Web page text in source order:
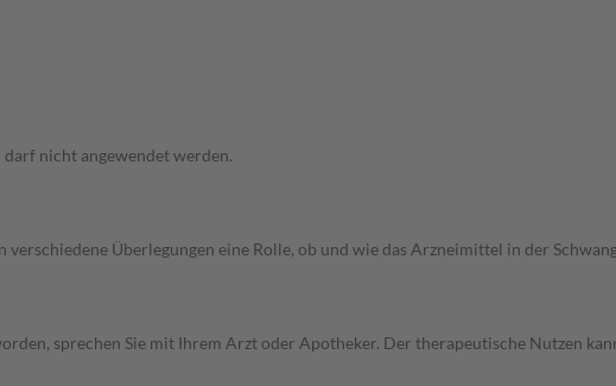
nicht angewendet werden.
verschiedene Überlegungen eine Rolle, ob und wie das Arzneimittel in der
sprechen Sie mit Ihrem Arzt oder Apotheker. Der therapeutische Nutzen